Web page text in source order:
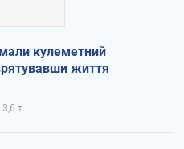
кулеметний
життя
3,6 т.